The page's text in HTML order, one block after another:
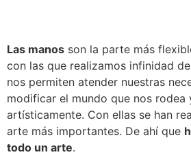
Las manos son la parte más
con las que realizamos infinidad
nos permiten atender nuestras
modificar el mundo que nos rodea
artísticamente. Con ellas se han
arte más importantes. De ahí que
todo un arte.